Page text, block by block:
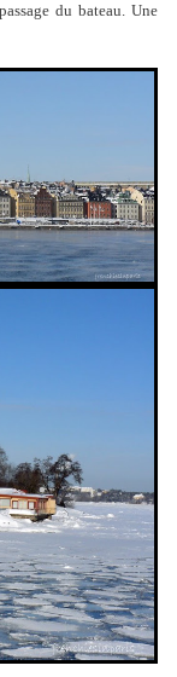
du bateau. Une